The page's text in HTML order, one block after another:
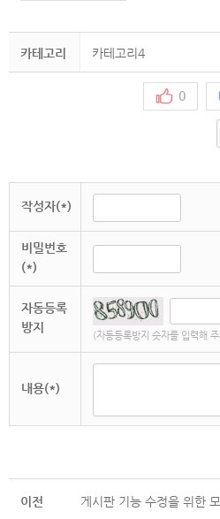
카테고리 카테고리4
0
작성자(*)
비밀번호
(*)
자동등록
방지
(자동등록방지 숫자를 입력해
내용(*)
이전 게시판 기능 수정을 위한